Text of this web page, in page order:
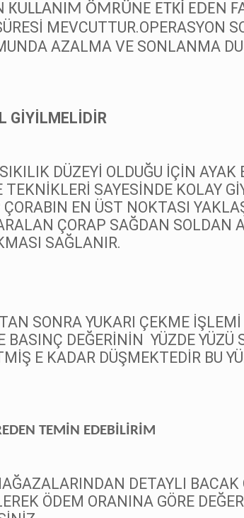
ÖMRÜNE ETKİ EDEN
MEVCUTTUR.OPERASYON
AZALMA VE SONLANMA
GİYİLMELİDİR
DÜZEYİ OLDUĞU İÇİN AYAK
SAYESİNDE KOLAY
EN ÜST NOKTASI
ÇORAP SAĞDAN SOLDAN
SAĞLANIR.
SONRA YUKARI ÇEKME
BASINÇ DEĞERİNİN YÜZDE
E KADAR DÜŞMEKTEDİR BU
TEMİN EDEBİLİRİM
DETAYLI BACAK
ÖDEM ORANINA GÖRE